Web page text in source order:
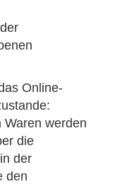
Online-
Waren werden
die
der
den